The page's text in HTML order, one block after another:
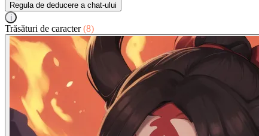
Regula de deducere a chat-ului
i
Trăsături de caracter(8)